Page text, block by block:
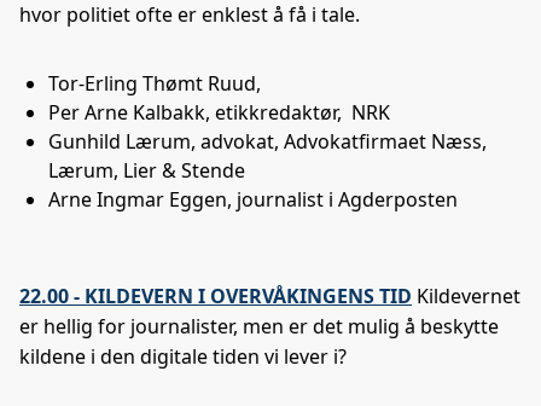
hvor politiet ofte er enklest å få i tale.
Tor-Erling Thømt Ruud,
Per Arne Kalbakk, etikkredaktør, NRK
Gunhild Lærum, advokat, Advokatfirmaet Næss,
Lærum, Lier & Stende
Arne Ingmar Eggen, journalist i Agderposten
22.00 - KILDEVERN I OVERVÅKINGENS TID Kildevernet
er hellig for journalister, men er det mulig å beskytte
kildene i den digitale tiden vi lever i?